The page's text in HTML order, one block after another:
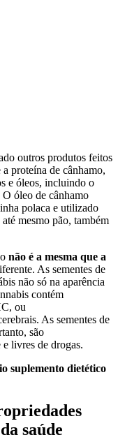
outros produtos feitos
proteína de cânhamo,
e óleos, incluindo o
O óleo de cânhamo
polaca e utilizado
mesmo pão, também
não é a mesma que a
As sementes de
não só na aparência
contém
ou
As sementes de
são
e livres de drogas.
suplemento dietético
saúde